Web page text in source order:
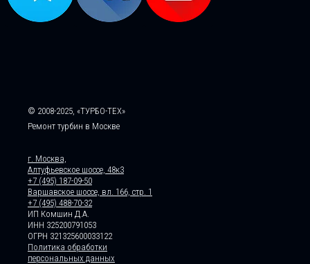
© 2008-2025, «ТУРБО-ТЕХ»
Ремонт турбин в Москве
г. Москва,
Алтуфьевское шоссе, 48к3
+7 (495) 187-09-50
Варшавское шоссе, вл. 166, стр. 1
+7 (495) 488-70-32
ИП Комшин Д.А.
ИНН 325200791053
ОГРН 321325600033122
Политика обработки
персональных данных